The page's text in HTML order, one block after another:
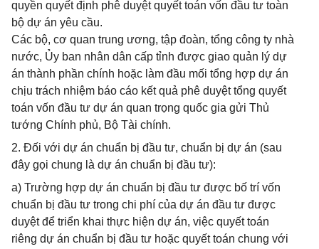
quyền quyết định phê duyệt quyết toán vốn đầu tư toàn
bộ dự án yêu cầu.
Các bộ, cơ quan trung ương, tập đoàn, tổng công ty nhà
nước, Ủy ban nhân dân cấp tỉnh được giao quản lý dự
án thành phần chính hoặc làm đầu mối tổng hợp dự án
chịu trách nhiệm báo cáo kết quả phê duyệt tổng quyết
toán vốn đầu tư dự án quan trọng quốc gia gửi Thủ
tướng Chính phủ, Bộ Tài chính.
2. Đối với dự án chuẩn bị đầu tư, chuẩn bị dự án (sau
đây gọi chung là dự án chuẩn bị đầu tư):
a) Trường hợp dự án chuẩn bị đầu tư được bố trí vốn
chuẩn bị đầu tư trong chi phí của dự án đầu tư được
duyệt để triển khai thực hiện dự án, việc quyết toán
riêng dự án chuẩn bị đầu tư hoặc quyết toán chung với